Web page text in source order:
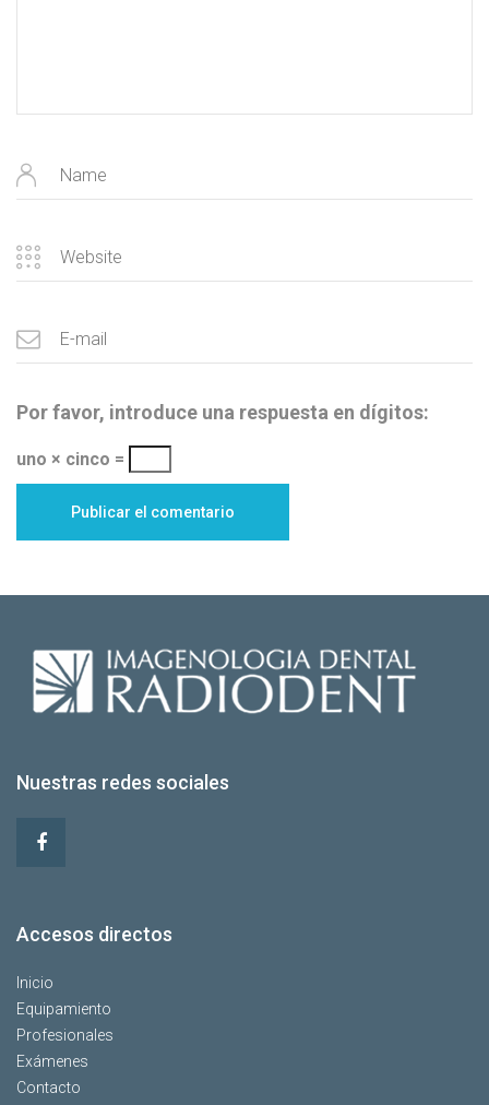
Por favor, introduce una respuesta en dígitos:
uno × cinco =
Nuestras redes sociales
Accesos directos
Inicio
Equipamiento
Profesionales
Exámenes
Contacto